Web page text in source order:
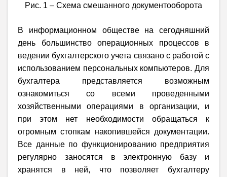
Рис. 1 – Схема смешанного документооборота
В информационном обществе на сегодняшний
день большинство операционных процессов в
ведении бухгалтерского учета связано с работой с
использованием персональных компьютеров. Для
бухгалтера представляется возможным
ознакомиться со всеми проведенными
хозяйственными операциями в организации, и
при этом нет необходимости обращаться к
огромным стопкам накопившейся документации.
Все данные по функционированию предприятия
регулярно заносятся в электронную базу и
хранятся в ней, что позволяет бухгалтеру